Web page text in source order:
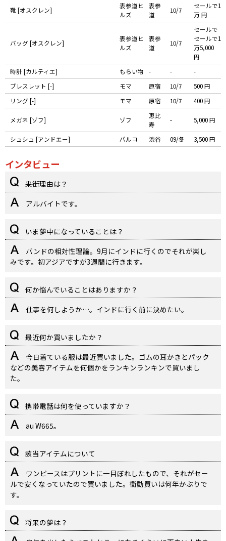
靴 [オスクレン]
表参道ヒ
ルズ
表参
道
10/7
セールで1
万 円
バッグ [オスクレン]
表参道ヒ
ルズ
表参
道
10/7
セールで
セールで1
万5,000
円
時計 [カルティエ]
もらい物 - -
-
ブレスレット [-]
モマ 原宿 10/7
500 円
リング [-]
モマ 原宿 10/7 400 円
メガネ [ゾフ] ゾフ
恵比
寿
- 5,000 円
シュシュ [アンドエー] パルコ 渋谷 09/冬 3,500 円
インタビュー
来街理由は？
アルバイトです。
いま夢中になっていることは？
バンドの相対性理論。9月にインドに行くのでそれが楽し
みです。初アジアですが3週間に行きます。
何か悩んでいることはありますか？
仕事を何しようか…。インドに行く前に決めたい。
最近何か買いましたか？
今日着ている服は最近買いました。ゴムの耳かきとパック
などの美容アイテムを何個かをランキンランキンで買いまし
た。
携帯電話は何を使っていますか？
au W665。
該当アイテムについて
ワンピースはプリントに一目ぼれしたもので、それがセー
ルで安くなっていたので買いました。衝動買いは何年かぶりで
す。
将来の夢は？